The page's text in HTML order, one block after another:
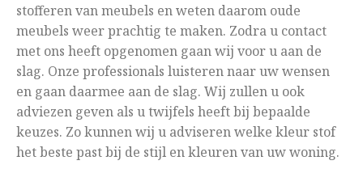
stofferen van meubels en weten daarom oude
meubels weer prachtig te maken. Zodra u contact
met ons heeft opgenomen gaan wij voor u aan de
slag. Onze professionals luisteren naar uw wensen
en gaan daarmee aan de slag. Wij zullen u ook
adviezen geven als u twijfels heeft bij bepaalde
keuzes. Zo kunnen wij u adviseren welke kleur stof
het beste past bij de stijl en kleuren van uw woning.